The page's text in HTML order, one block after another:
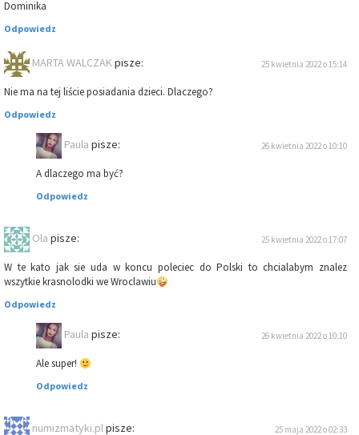
Dominika
Odpowiedz
MARTA WALCZAKpisze: 25 kwietnia 2022 o 15:14
Nie ma na tej liście posiadania dzieci. Dlaczego?
Odpowiedz
Paula pisze: 26 kwietnia 2022 o 10:10
A dlaczego ma być?
Odpowiedz
Ola pisze: 25 kwietnia 2022 o 17:07
W te kato jak sie uda w koncu poleciec do Polski to chcialabym znalez
wszytkie krasnolodki we Wroclawiu
Odpowiedz
Paula pisze: 26 kwietnia 2022 o 10:10
Ale super!
Odpowiedz
numizmatyki.plpisze: 25 maja 2022 o 02:33